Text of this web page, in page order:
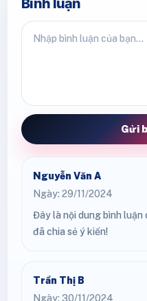
Bình luận
Gửi
Nguyễn Văn A
Ngày: 29/11/2024
Đây là nội dung bình luận
đã chia sẻ ý kiến!
Trần Thị B
Ngày: 30/11/2024